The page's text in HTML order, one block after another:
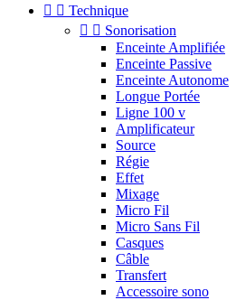
  Technique
  Sonorisation
Enceinte Amplifiée
Enceinte Passive
Enceinte Autonome
Longue Portée
Ligne 100 v
Amplificateur
Source
Régie
Effet
Mixage
Micro Fil
Micro Sans Fil
Casques
Câble
Transfert
Accessoire sono